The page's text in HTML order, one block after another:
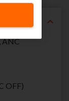
ANC
OFF)